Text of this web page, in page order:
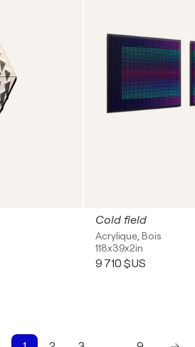
Cold field
Acrylique, Bois
118x39x2in
9 710 $US